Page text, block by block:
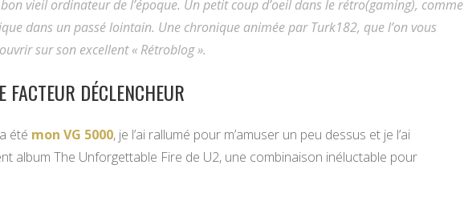
vieil ordinateur de l’époque. Un petit coup d’oeil dans le rétro(gaming), comme
dans un passé lointain. Une chronique animée par Turk182, que l’on vous
sur son excellent « Rétroblog ».
DÉCLENCHEUR
été mon VG 5000, je l’ai rallumé pour m’amuser un peu dessus et je l’ai
album The Unforgettable Fire de U2, une combinaison inéluctable pour